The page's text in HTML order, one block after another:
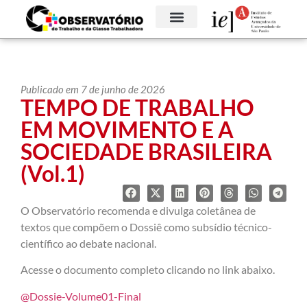
Publicado em 7 de junho de 2026
TEMPO DE TRABALHO
EM MOVIMENTO E A
SOCIEDADE BRASILEIRA
(Vol.1)
O Observatório recomenda e divulga coletânea de
textos que compõem o Dossiê como subsídio técnico-
científico ao debate nacional.
Acesse o documento completo clicando no link abaixo.
@Dossie-Volume01-Final